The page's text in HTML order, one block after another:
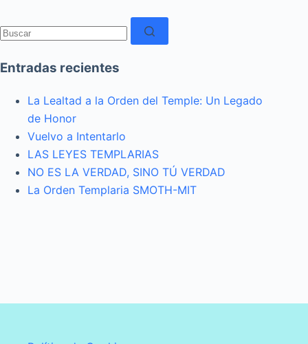
resultados
Entradas recientes
La Lealtad a la Orden del Temple: Un Legado
de Honor
Vuelvo a Intentarlo
LAS LEYES TEMPLARIAS
NO ES LA VERDAD, SINO TÚ VERDAD
La Orden Templaria SMOTH-MIT